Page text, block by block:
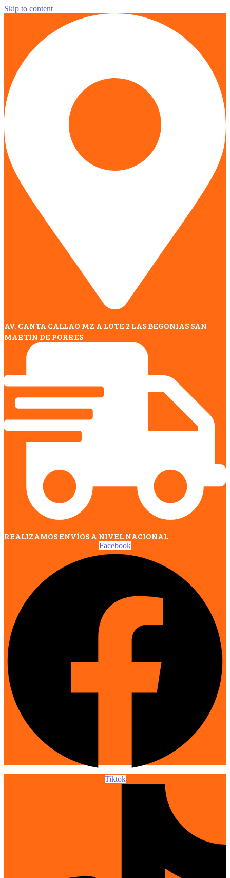
Skip to content
AV. CANTA CALLAO MZ A LOTE 2 LAS BEGONIAS SAN
MARTIN DE PORRES
REALIZAMOS ENVÍOS A NIVEL NACIONAL
Facebook
Tiktok